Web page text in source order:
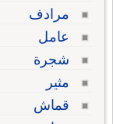
مرادف
عامل
شجرة
مثير
قماش